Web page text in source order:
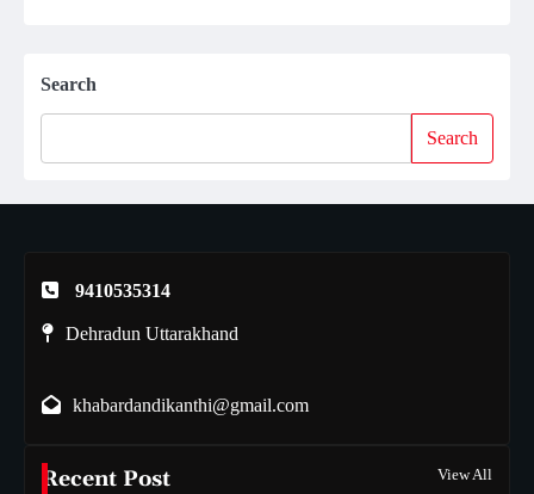
Search
Search
9410535314
Dehradun Uttarakhand
khabardandikanthi@gmail.com
Recent Post View All